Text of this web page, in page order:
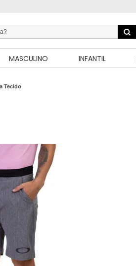
MASCULINO INFANTIL
Tecido